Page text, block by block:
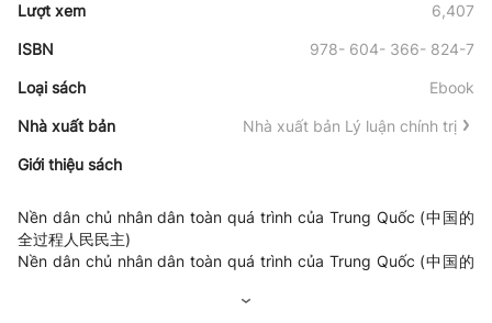
Lượt xem 6,407
ISBN 978- 604- 366- 824-7
Loại sách Ebook
Nhà xuất bản Nhà xuất bản Lý luận chính trị
Giới thiệu sách
Nền dân chủ nhân dân toàn quá trình của Trung Quốc (中国的
全过程人民民主)
Nền dân chủ nhân dân toàn quá trình của Trung Quốc (中国的